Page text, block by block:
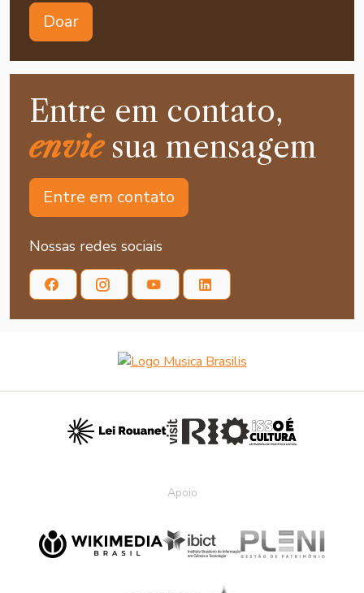
Doar
Entre em contato,
enviesua mensagem
Entre em contato
Nossas redes sociais
Apoio